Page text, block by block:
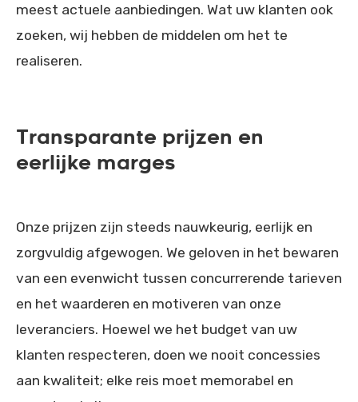
meest actuele aanbiedingen. Wat uw klanten ook
zoeken, wij hebben de middelen om het te
realiseren.
Transparante prijzen en
eerlijke marges
Onze prijzen zijn steeds nauwkeurig, eerlijk en
zorgvuldig afgewogen. We geloven in het bewaren
van een evenwicht tussen concurrerende tarieven
en het waarderen en motiveren van onze
leveranciers. Hoewel we het budget van uw
klanten respecteren, doen we nooit concessies
aan kwaliteit; elke reis moet memorabel en